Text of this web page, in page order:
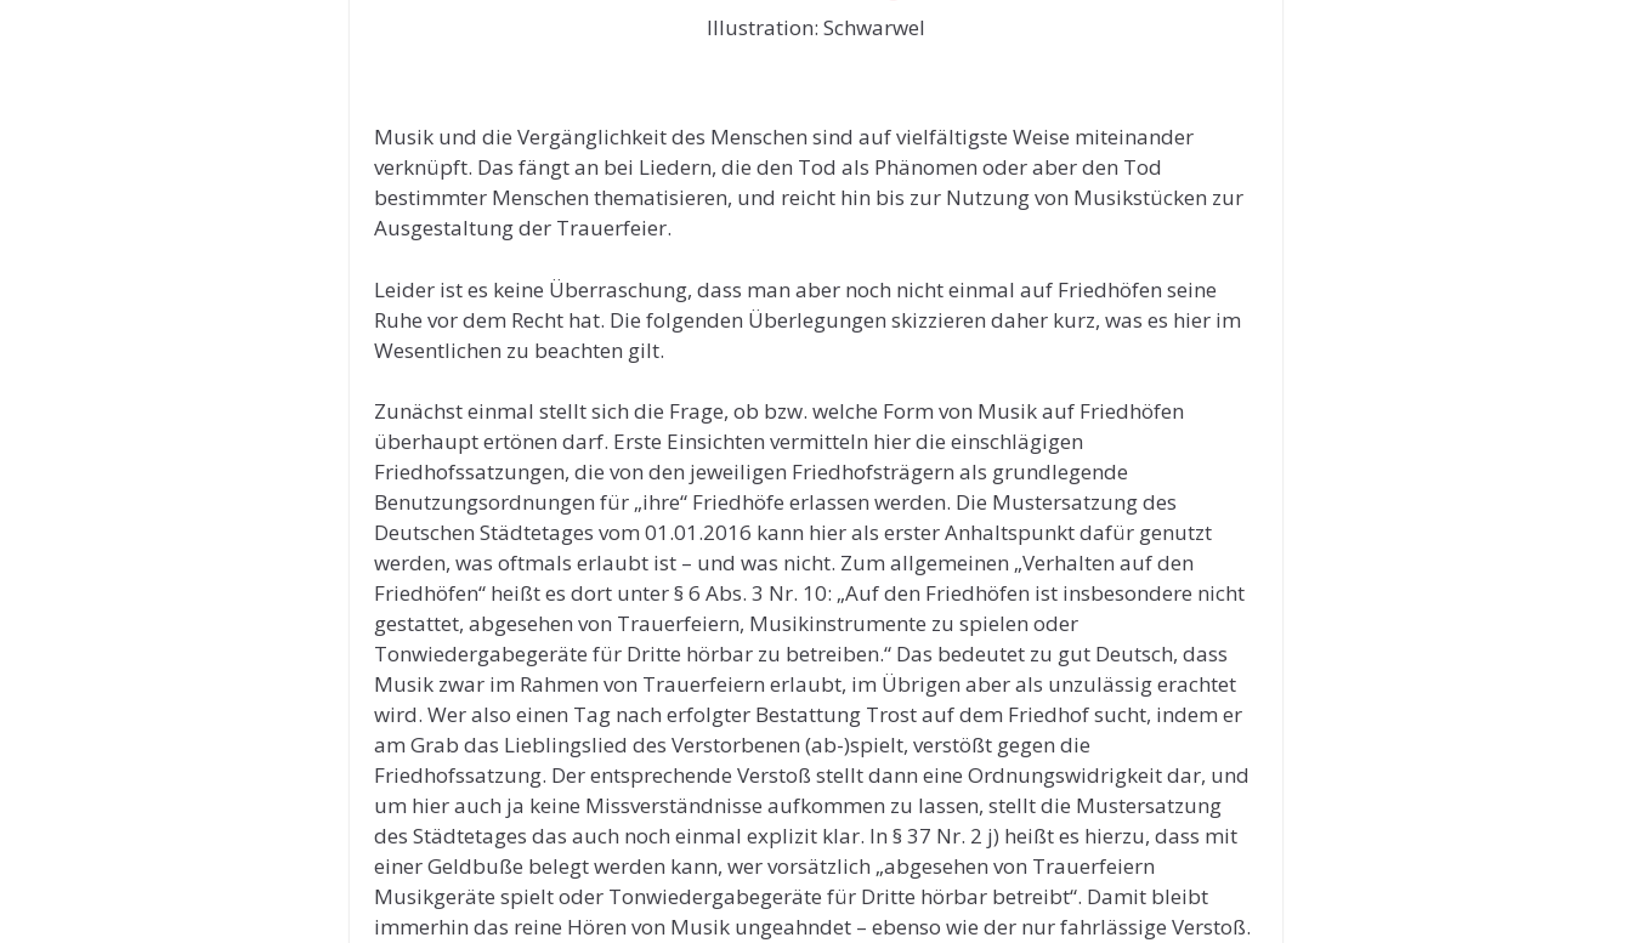
Illustration: Schwarwel
Musik und die Vergänglichkeit des Menschen sind auf vielfältigste Weise miteinander
verknüpft. Das fängt an bei Liedern, die den Tod als Phänomen oder aber den Tod
bestimmter Menschen thematisieren, und reicht hin bis zur Nutzung von Musikstücken zur
Ausgestaltung der Trauerfeier.
Leider ist es keine Überraschung, dass man aber noch nicht einmal auf Friedhöfen seine
Ruhe vor dem Recht hat. Die folgenden Überlegungen skizzieren daher kurz, was es hier im
Wesentlichen zu beachten gilt.
Zunächst einmal stellt sich die Frage, ob bzw. welche Form von Musik auf Friedhöfen
überhaupt ertönen darf. Erste Einsichten vermitteln hier die einschlägigen
Friedhofssatzungen, die von den jeweiligen Friedhofsträgern als grundlegende
Benutzungsordnungen für „ihre“ Friedhöfe erlassen werden. Die Mustersatzung des
Deutschen Städtetages vom 01.01.2016 kann hier als erster Anhaltspunkt dafür genutzt
werden, was oftmals erlaubt ist – und was nicht. Zum allgemeinen „Verhalten auf den
Friedhöfen“ heißt es dort unter § 6 Abs. 3 Nr. 10: „Auf den Friedhöfen ist insbesondere nicht
gestattet, abgesehen von Trauerfeiern, Musikinstrumente zu spielen oder
Tonwiedergabegeräte für Dritte hörbar zu betreiben.“ Das bedeutet zu gut Deutsch, dass
Musik zwar im Rahmen von Trauerfeiern erlaubt, im Übrigen aber als unzulässig erachtet
wird. Wer also einen Tag nach erfolgter Bestattung Trost auf dem Friedhof sucht, indem er
am Grab das Lieblingslied des Verstorbenen (ab-)spielt, verstößt gegen die
Friedhofssatzung. Der entsprechende Verstoß stellt dann eine Ordnungswidrigkeit dar, und
um hier auch ja keine Missverständnisse aufkommen zu lassen, stellt die Mustersatzung
des Städtetages das auch noch einmal explizit klar. In § 37 Nr. 2 j) heißt es hierzu, dass mit
einer Geldbuße belegt werden kann, wer vorsätzlich „abgesehen von Trauerfeiern
Musikgeräte spielt oder Tonwiedergabegeräte für Dritte hörbar betreibt“. Damit bleibt
immerhin das reine Hören von Musik ungeahndet – ebenso wie der nur fahrlässige Verstoß.